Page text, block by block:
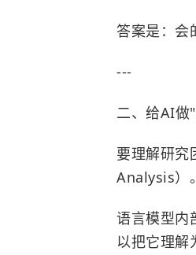
答案是：会
---
二、给AI做
要理解研
Analysis）。
语言模型内
以把它理解